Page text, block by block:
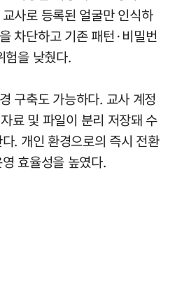
사로 등록된 얼굴만 인식하
차단하고 기존 패턴·비밀번
험을 낮췄다.
구축도 가능하다. 교사 계정
료 및 파일이 분리 저장돼 수
. 개인 환경으로의 즉시 전환
효율성을 높였다.